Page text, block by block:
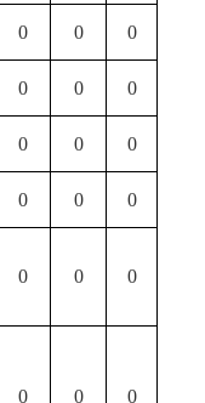
0 0 0
0 0 0
0 0 0
0 0 0
0 0 0
0 0 0